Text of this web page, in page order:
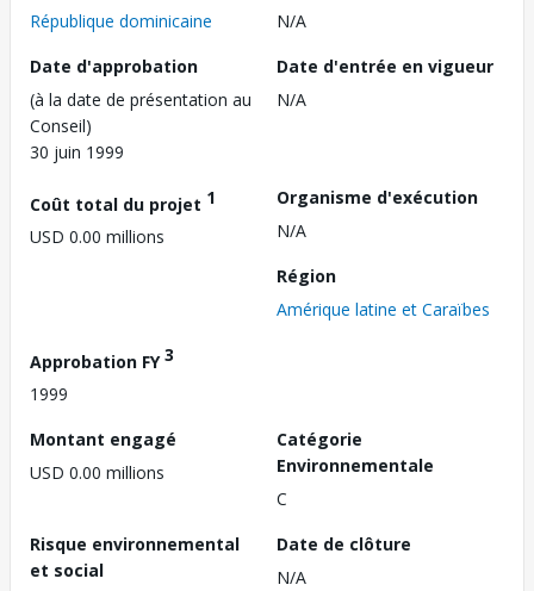
République dominicaine
N/A
Date d'approbation
(à la date de présentation au
Conseil)
30 juin 1999
Date d'entrée en vigueur
N/A
Coût total du projet 1
USD 0.00 millions
Organisme d'exécution
N/A
Région
Amérique latine et Caraïbes
Approbation FY3
1999
Montant engagé
USD 0.00 millions
Catégorie
Environnementale
C
Risque environnemental
et social
Date de clôture
N/A